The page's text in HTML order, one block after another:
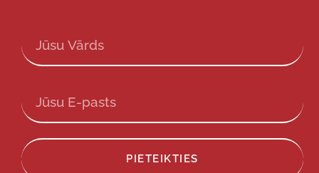
PIETEIKTIES